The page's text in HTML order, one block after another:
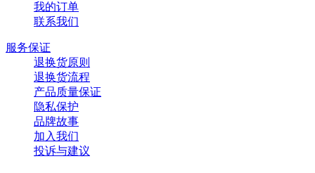
我的订单
联系我们
服务保证
退换货原则
退换货流程
产品质量保证
隐私保护
品牌故事
加入我们
投诉与建议